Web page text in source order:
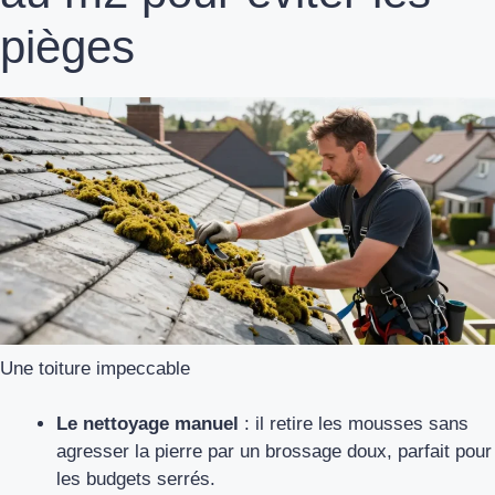
pièges
Une toiture impeccable
Le nettoyage manuel : il retire les mousses sans
agresser la pierre par un brossage doux, parfait pour
les budgets serrés.